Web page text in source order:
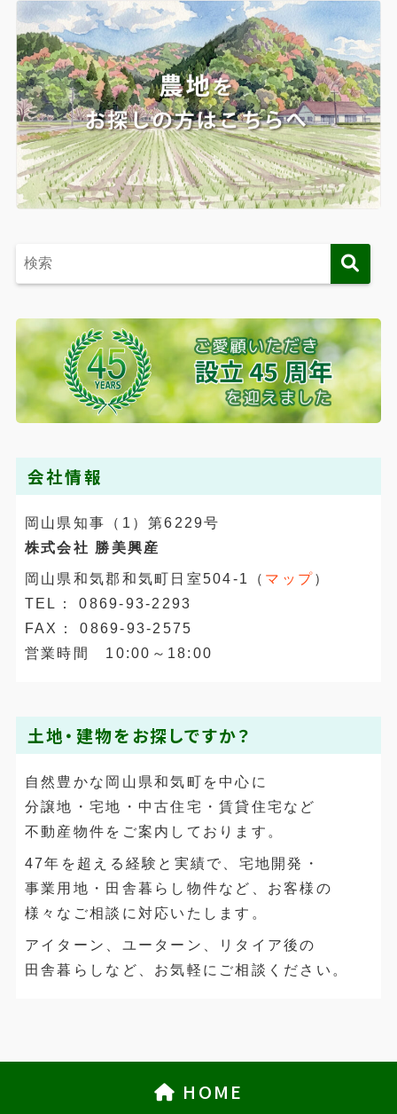
会社情報
岡山県知事（1）第6229号
株式会社 勝美興産
岡山県和気郡和気町日室504-1（ マップ）
TEL： 0869-93-2293
FAX： 0869-93-2575
営業時間 10:00～18:00
土地・建物をお探しですか？
自然豊かな岡山県和気町を中心に
分譲地・宅地・中古住宅・賃貸住宅など
不動産物件をご案内しております。
47年を超える経験と実績で、宅地開発・
事業用地・田舎暮らし物件など、お客様の
様々なご相談に対応いたします。
アイターン、ユーターン、リタイア後の
田舎暮らしなど、お気軽にご相談ください。
HOME